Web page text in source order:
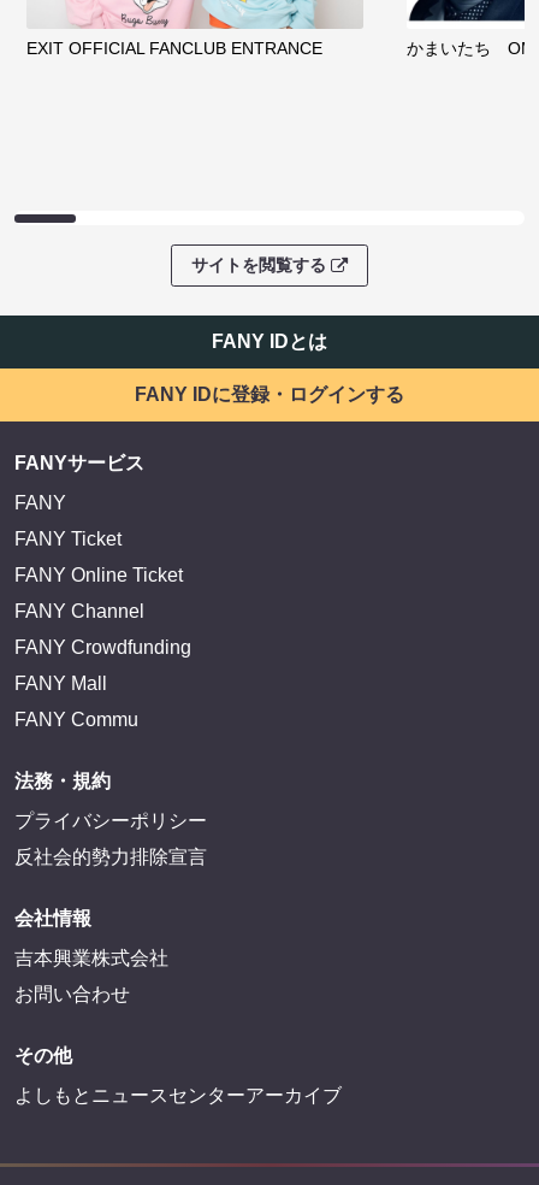
EXIT OFFICIAL FANCLUB ENTRANCE かまいたち
サイトを閲覧する
FANY IDとは
FANY IDに登録・ログインする
FANYサービス
FANY
FANY Ticket
FANY Online Ticket
FANY Channel
FANY Crowdfunding
FANY Mall
FANY Commu
法務・規約
プライバシーポリシー
反社会的勢力排除宣言
会社情報
吉本興業株式会社
お問い合わせ
その他
よしもとニュースセンターアーカイブ